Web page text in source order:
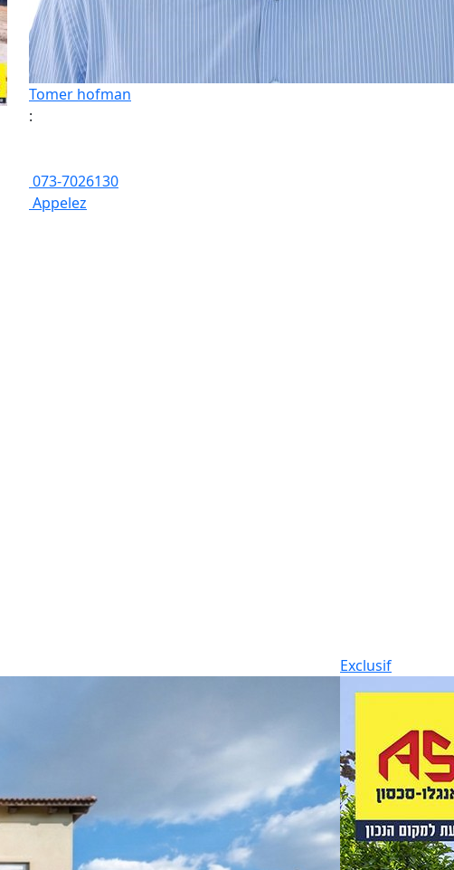
Tomer hofman
:
073-7026130
Appelez
Exclusif